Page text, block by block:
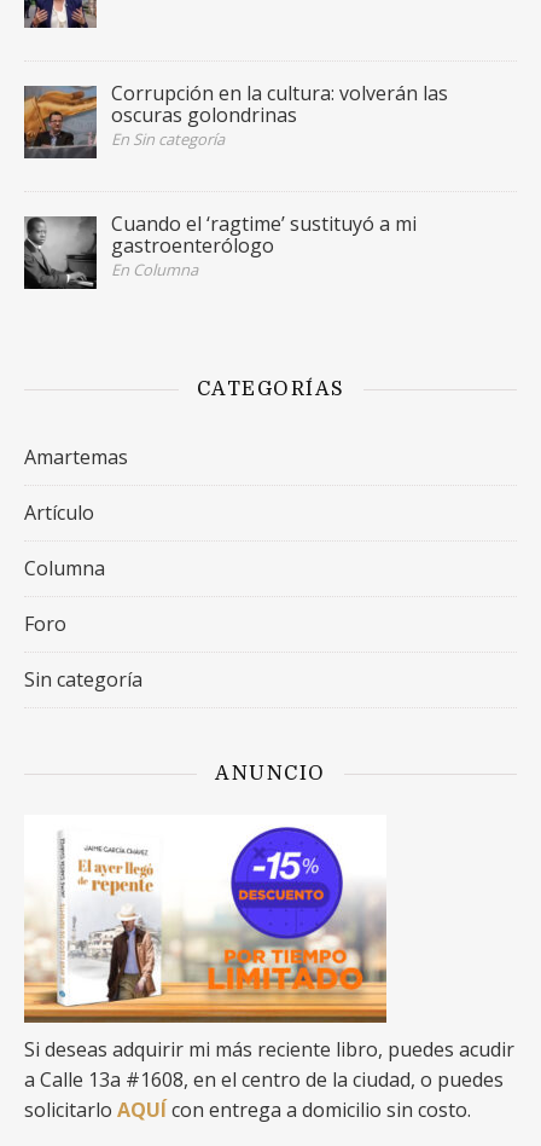
Corrupción en la cultura: volverán las
oscuras golondrinas
En Sin categoría
Cuando el ‘ragtime’ sustituyó a mi
gastroenterólogo
En Columna
CATEGORÍAS
Amartemas
Artículo
Columna
Foro
Sin categoría
ANUNCIO
Si deseas adquirir mi más reciente libro, puedes acudir
a Calle 13a #1608, en el centro de la ciudad, o puedes
solicitarlo AQUÍcon entrega a domicilio sin costo.